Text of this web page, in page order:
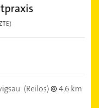
(Reilos)
4,6 km